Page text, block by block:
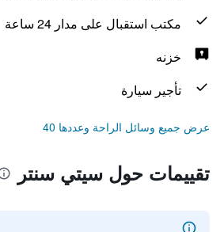
مكتب استقبال على مدار 24 ساعة
خزنه
تأجير سيارة
عرض جميع وسائل الراحة وعددها 40
تقييمات حول سيتي سنتر